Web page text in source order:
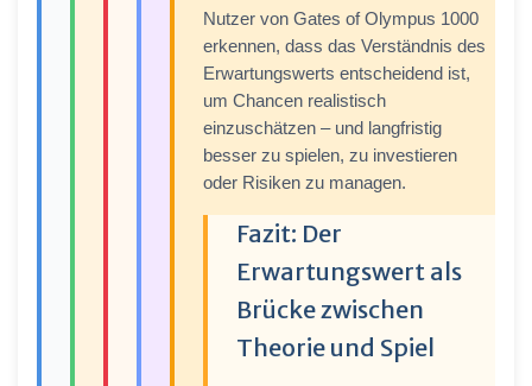
Nutzer von Gates of Olympus 1000
erkennen, dass das Verständnis des
Erwartungswerts entscheidend ist,
um Chancen realistisch
einzuschätzen – und langfristig
besser zu spielen, zu investieren
oder Risiken zu managen.
Fazit: Der
Erwartungswert als
Brücke zwischen
Theorie und Spiel